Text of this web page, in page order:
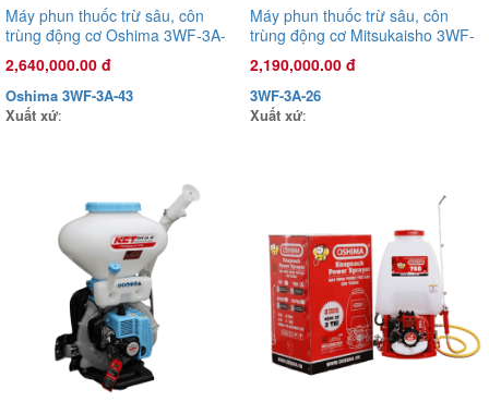
(hoạt động bằng sức kéo động cơ)
3,625,000.00 đ
OS35ST
Xuất xứ:
Máy phun thuốc trừ sâu, côn
trùng động cơ Oshima 3WF-3A-
43 43cc Đỏ 2 thì (3 chức năng)
2,640,000.00 đ
Oshima 3WF-3A-43
Xuất xứ:
Máy phun thuốc trừ sâu, côn
trùng động cơ Mitsukaisho 3WF-
3A-26 41.5cc /2.13kW Đỏ 2 thì (3
chức năng)
2,190,000.00 đ
3WF-3A-26
Xuất xứ: